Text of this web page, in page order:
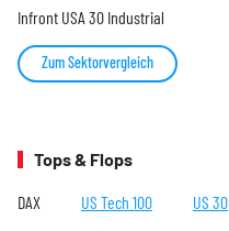
Infront USA 30 Industrial
Zum Sektorvergleich
Tops & Flops
DAX US Tech 100 US 30